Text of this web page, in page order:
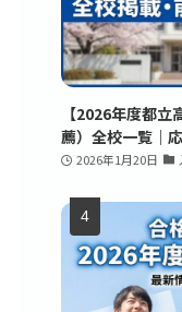
【2026年度都
薦）全校一覧｜
2026年1月20日